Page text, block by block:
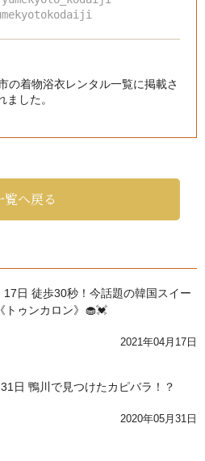
の着物浴衣レンタル一覧に掲載さ
ました。
覧へ戻る
17日 徒歩30秒！今話題の韓国スイー
トゥンカロン》🧁💓
2021年04月17日
日 鴨川で見つけたカピバラ！？
2020年05月31日